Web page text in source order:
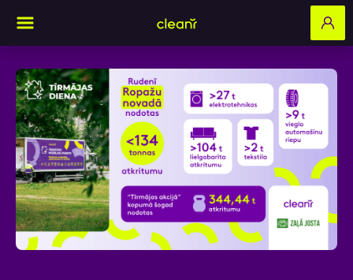
Aizpildi pieteikuma formu un mēs ar tevi
sazināsimies
Vārds, Uzvārds